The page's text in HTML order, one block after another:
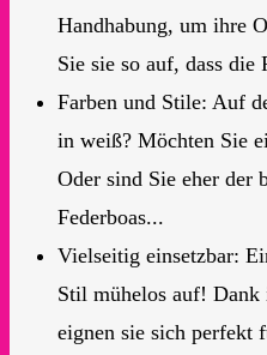
Handhabung, um ihre
Sie sie so auf, dass
Farben und Stile: Auf
in weiß? Möchten Sie
Oder sind Sie eher der
Federboas...
Vielseitig einsetzbar:
Stil mühelos auf! Dank
eignen sie sich perfekt